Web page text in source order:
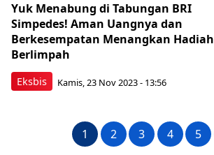
Eksbis
Yuk Menabung di Tabungan BRI
Simpedes! Aman Uangnya dan
Berkesempatan Menangkan Hadiah
Berlimpah
Kamis, 23 Nov 2023 - 13:56
1 2 3 4 5